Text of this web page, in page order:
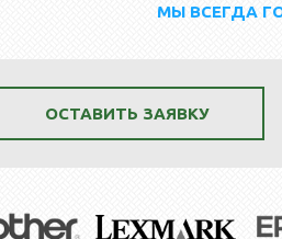
МЫ ВСЕГДА
ОСТАВИТЬ ЗАЯВКУ